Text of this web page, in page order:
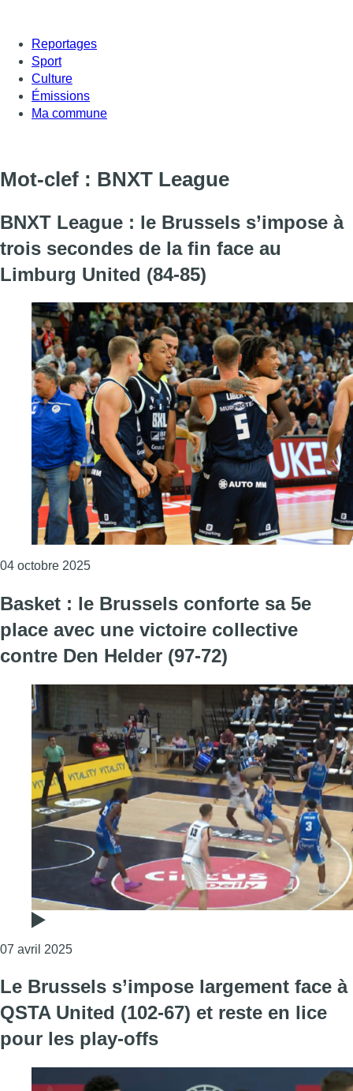
Reportages
Sport
Culture
Émissions
Ma commune
Mot-clef : BNXT League
BNXT League : le Brussels s’impose à
trois secondes de la fin face au
Limburg United (84-85)
04 octobre 2025Consulter l'article "BNXT League : le Brussels
Basket : le Brussels conforte sa 5e
place avec une victoire collective
contre Den Helder (97-72)
07 avril 2025Consulter l'article "Basket : le Brussels conforte
Le Brussels s’impose largement face à
QSTA United (102-67) et reste en lice
pour les play-offs